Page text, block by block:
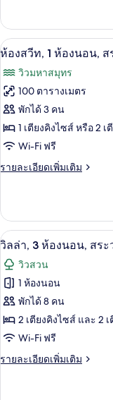
สระ
ว่าย
น้ำ
ส่วน
ตัว,
วิว
(Junior
เกี่ยว
กับ
ห้อง
ท,
นอน,
สระ
ว่าย
น้ำ
ส่วน
(Junior
Suite)
เปิด
ภาพถ่าย
ทั้งหมด
ของ
ห้อง
สวีท,
1
สระ
ว่าย
น้ำ
ส่วน
ตัว,
วิว
(Junior
9
ห้องสวีท, 1 ห้องนอน, ส
วิวมหาสมุทร
100 ตารางเมตร
พักได้ 3 คน
1 เตียงคิงไซส์ หรือ 2 เ
Wi-Fi ฟรี
รายละเอียดเพิ่มเติม
ราย
เกี่ยว
กับ
ห้อง
ท,
นอน,
สระ
ว่าย
น้ำ
ส่วน
เปิด
ภาพถ่าย
ทั้งหมด
ของ
วิลล่า,
3
ห้อง
8
วิลล่า, 3 ห้องนอน, สร
วิวสวน
1 ห้องนอน
พักได้ 8 คน
2 เตียงคิงไซส์ และ 2 เ
Wi-Fi ฟรี
รายละเอียดเพิ่มเติม
ราย